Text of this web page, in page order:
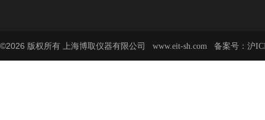
©2026 版权所有 上海博取仪器有限公司 www.eit-sh.com 备案号： 沪